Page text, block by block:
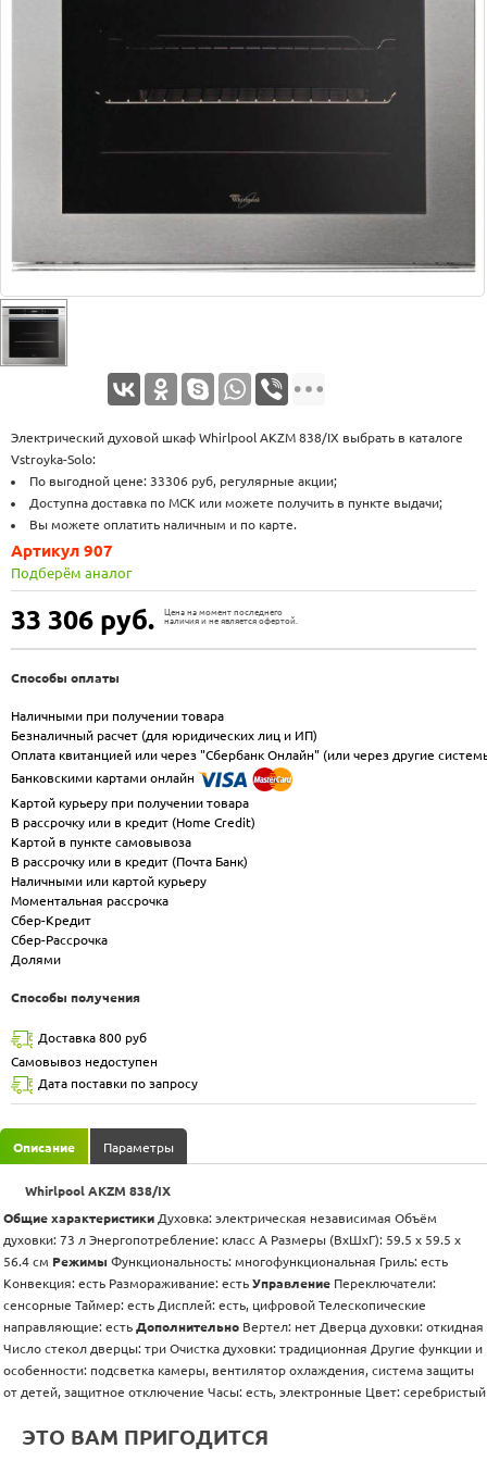
Электрический духовой шкаф Whirlpool AKZM 838/IX выбрать в каталоге
Vstroyka-Solo:
По выгодной цене: 33306 руб, регулярные акции;
Доступна доставка по МСК или можете получить в пункте выдачи;
Вы можете оплатить наличным и по карте.
33 306 руб.
Цена на момент последнего
наличия и не является офертой.
Артикул 907
Подберём аналог
Способы оплаты
Наличными при получении товара
Безналичный расчет (для юридических лиц и ИП)
Оплата квитанцией или через "Сбербанк Онлайн" (или через другие
Банковскими картами онлайн
Картой курьеру при получении товара
В рассрочку или в кредит (Home Credit)
Картой в пункте самовывоза
В рассрочку или в кредит (Почта Банк)
Наличными или картой курьеру
Моментальная рассрочка
Сбер-Кредит
Сбер-Рассрочка
Долями
Способы получения
Доставка 800 руб
Самовывоз недоступен
Дата поставки по запросу
Описание Параметры
Whirlpool AKZM 838/IX
Общие характеристики Духовка: электрическая независимая Объём
духовки: 73 л Энергопотребление: класс А Размеры (ВхШхГ): 59.5 х 59.5 x
56.4 см Режимы Функциональность: многофункциональная Гриль: есть
Конвекция: есть Размораживание: есть Управление Переключатели:
сенсорные Таймер: есть Дисплей: есть, цифровой Телескопические
направляющие: есть Дополнительно Вертел: нет Дверца духовки: откидная
Число стекол дверцы: три Очистка духовки: традиционная Другие функции и
особенности: подсветка камеры, вентилятор охлаждения, система защиты
от детей, защитное отключение Часы: есть, электронные Цвет: серебристый
ЭТО ВАМ ПРИГОДИТСЯ